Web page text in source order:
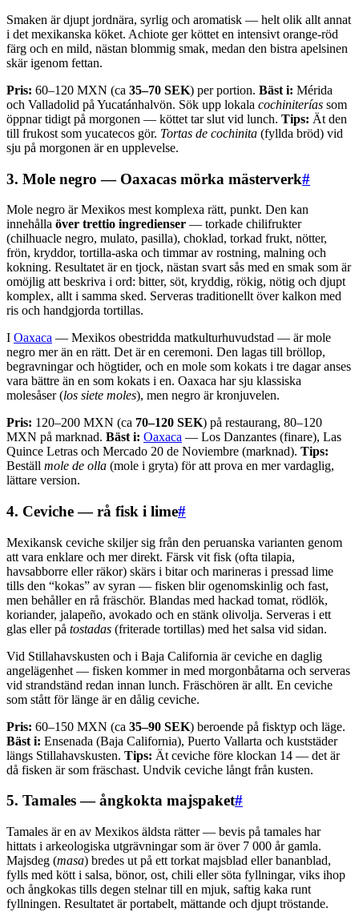
Smaken är djupt jordnära, syrlig och aromatisk — helt olik allt annat
i det mexikanska köket. Achiote ger köttet en intensivt orange-röd
färg och en mild, nästan blommig smak, medan den bistra apelsinen
skär igenom fettan.
Pris: 60–120 MXN (ca 35–70 SEK) per portion. Bäst i: Mérida
och Valladolid på Yucatánhalvön. Sök upp lokala cochiniterías som
öppnar tidigt på morgonen — köttet tar slut vid lunch. Tips: Ät den
till frukost som yucatecos gör. Tortas de cochinita (fyllda bröd) vid
sju på morgonen är en upplevelse.
3. Mole negro — Oaxacas mörka mästerverk#
Mole negro är Mexikos mest komplexa rätt, punkt. Den kan
innehålla över trettio ingredienser — torkade chilifrukter
(chilhuacle negro, mulato, pasilla), choklad, torkad frukt, nötter,
frön, kryddor, tortilla-aska och timmar av rostning, malning och
kokning. Resultatet är en tjock, nästan svart sås med en smak som är
omöjlig att beskriva i ord: bitter, söt, kryddig, rökig, nötig och djupt
komplex, allt i samma sked. Serveras traditionellt över kalkon med
ris och handgjorda tortillas.
I Oaxaca — Mexikos obestridda matkulturhuvudstad — är mole
negro mer än en rätt. Det är en ceremoni. Den lagas till bröllop,
begravningar och högtider, och en mole som kokats i tre dagar anses
vara bättre än en som kokats i en. Oaxaca har sju klassiska
molesåser (los siete moles), men negro är kronjuvelen.
Pris: 120–200 MXN (ca 70–120 SEK) på restaurang, 80–120
MXN på marknad. Bäst i: Oaxaca — Los Danzantes (finare), Las
Quince Letras och Mercado 20 de Noviembre (marknad). Tips:
Beställ mole de olla (mole i gryta) för att prova en mer vardaglig,
lättare version.
4. Ceviche — rå fisk i lime#
Mexikansk ceviche skiljer sig från den peruanska varianten genom
att vara enklare och mer direkt. Färsk vit fisk (ofta tilapia,
havsabborre eller räkor) skärs i bitar och marineras i pressad lime
tills den “kokas” av syran — fisken blir ogenomskinlig och fast,
men behåller en rå fräschör. Blandas med hackad tomat, rödlök,
koriander, jalapeño, avokado och en stänk olivolja. Serveras i ett
glas eller på tostadas (friterade tortillas) med het salsa vid sidan.
Vid Stillahavskusten och i Baja California är ceviche en daglig
angelägenhet — fisken kommer in med morgonbåtarna och serveras
vid strandständ redan innan lunch. Fräschören är allt. En ceviche
som stått för länge är en dålig ceviche.
Pris: 60–150 MXN (ca 35–90 SEK) beroende på fisktyp och läge.
Bäst i: Ensenada (Baja California), Puerto Vallarta och kuststäder
längs Stillahavskusten. Tips: Ät ceviche före klockan 14 — det är
då fisken är som fräschast. Undvik ceviche långt från kusten.
5. Tamales — ångkokta majspaket#
Tamales är en av Mexikos äldsta rätter — bevis på tamales har
hittats i arkeologiska utgrävningar som är över 7 000 år gamla.
Majsdeg (masa) bredes ut på ett torkat majsblad eller bananblad,
fylls med kött i salsa, bönor, ost, chili eller söta fyllningar, viks ihop
och ångkokas tills degen stelnar till en mjuk, saftig kaka runt
fyllningen. Resultatet är portabelt, mättande och djupt tröstande.